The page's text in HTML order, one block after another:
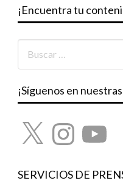
¡Encuentra tu
¡Síguenos en nuestras
X InstagramYouTube
SERVICIOS DE